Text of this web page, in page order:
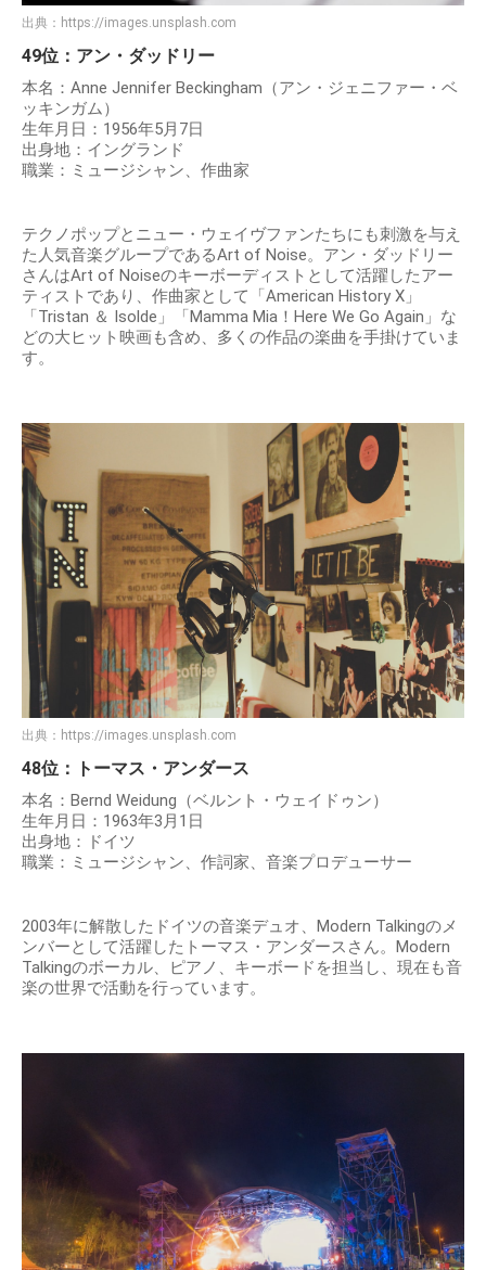
出典： https://images.unsplash.com
49位：アン・ダッドリー
本名：Anne Jennifer Beckingham（アン・ジェニファー・ベ
ッキンガム）
生年月日：1956年5月7日
出身地：イングランド
職業：ミュージシャン、作曲家
テクノポップとニュー・ウェイヴファンたちにも刺激を与え
た人気音楽グループであるArt of Noise。アン・ダッドリー
さんはArt of Noiseのキーボーディストとして活躍したアー
ティストであり、作曲家として「American History X」
「Tristan ＆ Isolde」「Mamma Mia！Here We Go Again」な
どの大ヒット映画も含め、多くの作品の楽曲を手掛けていま
す。
出典： https://images.unsplash.com
48位：トーマス・アンダース
本名：Bernd Weidung（ベルント・ウェイドゥン）
生年月日：1963年3月1日
出身地：ドイツ
職業：ミュージシャン、作詞家、音楽プロデューサー
2003年に解散したドイツの音楽デュオ、Modern Talkingのメ
ンバーとして活躍したトーマス・アンダースさん。Modern
Talkingのボーカル、ピアノ、キーボードを担当し、現在も音
楽の世界で活動を行っています。